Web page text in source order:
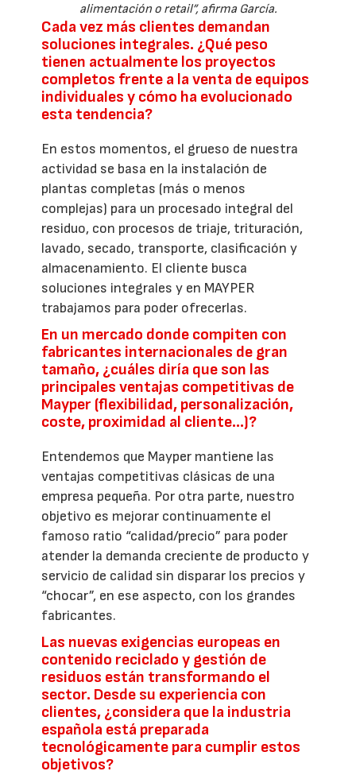
alimentación o retail”, afirma García.
Cada vez más clientes demandan
soluciones integrales. ¿Qué peso
tienen actualmente los proyectos
completos frente a la venta de equipos
individuales y cómo ha evolucionado
esta tendencia?
En estos momentos, el grueso de nuestra
actividad se basa en la instalación de
plantas completas (más o menos
complejas) para un procesado integral del
residuo, con procesos de triaje, trituración,
lavado, secado, transporte, clasificación y
almacenamiento. El cliente busca
soluciones integrales y en MAYPER
trabajamos para poder ofrecerlas.
En un mercado donde compiten con
fabricantes internacionales de gran
tamaño, ¿cuáles diría que son las
principales ventajas competitivas de
Mayper (flexibilidad, personalización,
coste, proximidad al cliente…)?
Entendemos que Mayper mantiene las
ventajas competitivas clásicas de una
empresa pequeña. Por otra parte, nuestro
objetivo es mejorar continuamente el
famoso ratio “calidad/precio” para poder
atender la demanda creciente de producto y
servicio de calidad sin disparar los precios y
“chocar”, en ese aspecto, con los grandes
fabricantes.
Las nuevas exigencias europeas en
contenido reciclado y gestión de
residuos están transformando el
sector. Desde su experiencia con
clientes, ¿considera que la industria
española está preparada
tecnológicamente para cumplir estos
objetivos?